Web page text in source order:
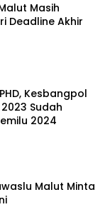
Masih
Deadline Akhir
Kesbangpol
Sudah
2024
Malut Minta